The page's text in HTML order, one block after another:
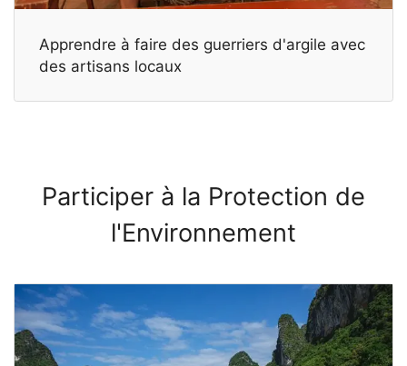
Apprendre à faire des guerriers d'argile avec
des artisans locaux
Participer à la Protection de
l'Environnement